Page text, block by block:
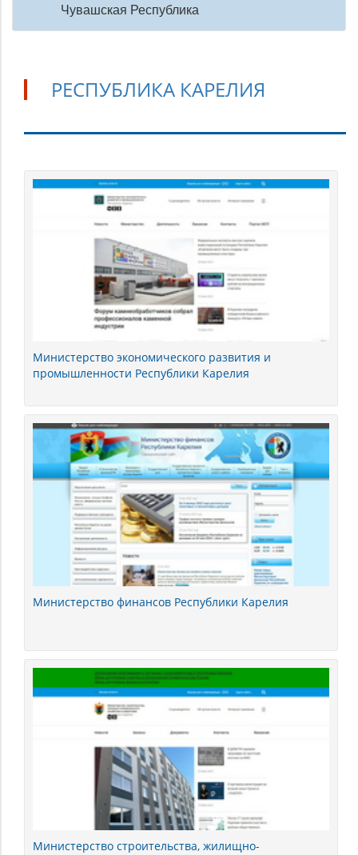
Чувашская Республика
РЕСПУБЛИКА КАРЕЛИЯ
Республика
Карелия
Министерство экономического развития и
промышленности Республики Карелия
Министерство финансов Республики Карелия
Министерство строительства, жилищно-